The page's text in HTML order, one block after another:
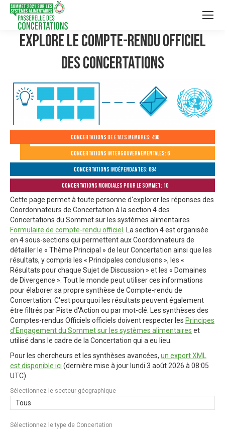
Explore le compte-rendu officiel
des Concertations
Concertations de États membres: 490
Concertations intergouvernementales: 6
Concertations indépendantes: 684
Concertations mondiales pour le Sommet: 10
Cette page permet à toute personne d'explorer les réponses des
Coordonnateurs de Concertation à la section 4 des
Concertations du Sommet sur les systèmes alimentaires
Formulaire de compte-rendu officiel
. La section 4 est organisée
en 4 sous-sections qui permettent aux Coordonnateurs de
détailler le « Thème Principal » de leur Concertation ainsi que les
résultats, y compris les « Principales conclusions », les «
Résultats pour chaque Sujet de Discussion » et les « Domaines
de Divergence ». Tout le monde peut utiliser ces informations
pour élaborer sa propre synthèse de Compte-rendu de
Concertation. C'est pourquoi les résultats peuvent également
être filtrés par Piste d'Action ou par mot-clé. Les synthèses des
Comptes-rendus Officiels officiels doivent respecter les Principes
d'Engagement du Sommet sur les systèmes alimentaires et
utilisé dans le cadre de la Concertation qui a eu lieu.
Pour les chercheurs et les synthèses avancées, un export XML
est disponible ici (dernière mise à jour lundi 3 août 2026 à 08:05
UTC).
Sélectionnez le secteur géographique
Tous
Sélectionnez le type de Concertation